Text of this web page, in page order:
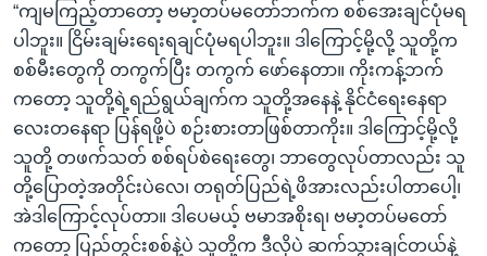
“ကျမကြည့်တာတော့ ဗမာ့တပ်မတော်ဘက်က စစ်အေးချင်ပုံမရ
ပါဘူး။ ငြိမ်းချမ်းရေးရချင်ပုံမရပါဘူး။ ဒါကြောင့်မို့လို့ သူတို့က
စစ်မီးတွေကို တကွက်ပြီး တကွက် ဖော်နေတာ။ ကိုးကန့်ဘက်
ကတော့ သူတို့ရဲ့ရည်ရွယ်ချက်က သူတို့အနေနဲ့ နိုင်ငံရေးနေရာ
လေးတနေရာ ပြန်ရဖို့ပဲ စဉ်းစားတာဖြစ်တာကိုး။ ဒါကြောင့်မို့လို့
သူတို့ တဖက်သတ် စစ်ရပ်စဲရေးတွေ၊ ဘာတွေလုပ်တာလည်း သူ
တို့ပြောတဲ့အတိုင်းပဲလေ၊ တရုတ်ပြည်ရဲ့ဖိအားလည်းပါတာပေါ့၊
အဲဒါကြောင့်လုပ်တာ။ ဒါပေမယ့် ဗမာအစိုးရ၊ ဗမာ့တပ်မတော်
ကတော့ ပြည်တွင်းစစ်နဲ့ပဲ သူတို့က ဒီလိုပဲ ဆက်သွားချင်တယ်နဲ့